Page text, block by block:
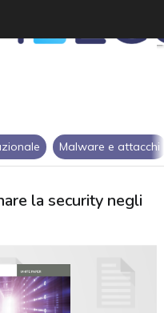
Malware e attacchi
la security negli